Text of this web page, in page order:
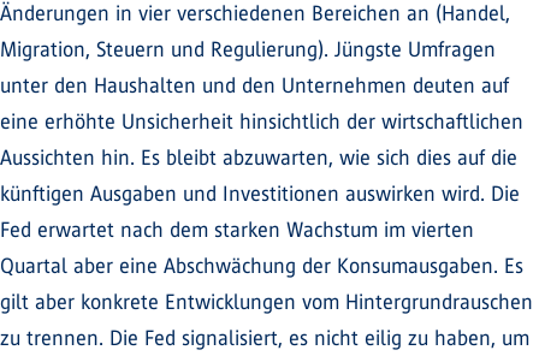
Änderungen in vier verschiedenen Bereichen an (Handel,
Migration, Steuern und Regulierung). Jüngste Umfragen
unter den Haushalten und den Unternehmen deuten auf
eine erhöhte Unsicherheit hinsichtlich der wirtschaftlichen
Aussichten hin. Es bleibt abzuwarten, wie sich dies auf die
künftigen Ausgaben und Investitionen auswirken wird. Die
Fed erwartet nach dem starken Wachstum im vierten
Quartal aber eine Abschwächung der Konsumausgaben. Es
gilt aber konkrete Entwicklungen vom Hintergrundrauschen
zu trennen. Die Fed signalisiert, es nicht eilig zu haben, um